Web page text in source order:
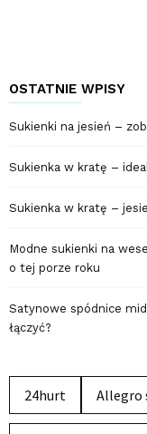
OSTATNIE WPISY
Sukienki na jesień –
Sukienka w kratę –
Sukienka w kratę –
Modne sukienki na
o tej porze roku
Satynowe spódnice
łączyć?
24hurt Allegro